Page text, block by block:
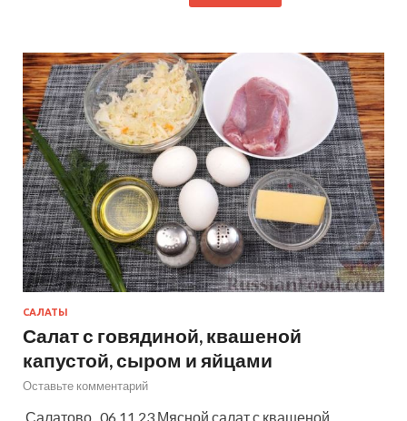
САЛАТЫ
Салат с говядиной, квашеной
капустой, сыром и яйцами
Оставьте комментарий
Салатово 06.11.23 Мясной салат с квашеной